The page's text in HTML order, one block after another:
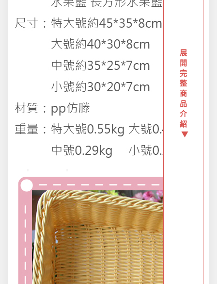
開學季用品
防疫旅遊
防颱備品安心準備
寵物/玩具
居家收納
文具禮品
展
開
完
整
商
品
介
紹
▼